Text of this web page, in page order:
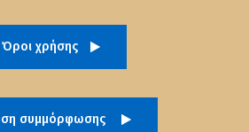
Όροι χρήσης
συμμόρφωσης